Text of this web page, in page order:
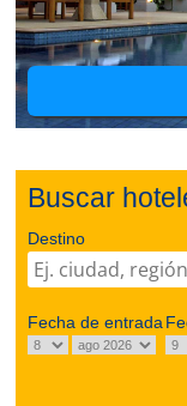
Buscar
Destino
Fecha de entrada